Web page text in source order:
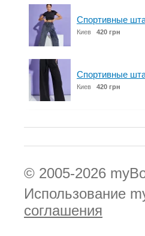
Спортивные
Киев 420 грн
Спортивные
Киев 420 грн
© 2005-2026
Использование
соглашения